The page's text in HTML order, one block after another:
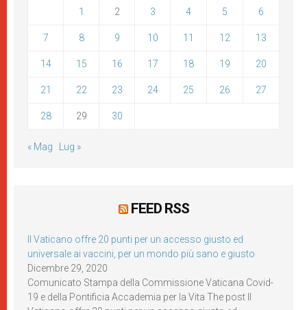
1 2 3 4 5 6
7 8 9 10 11 12 13
14 15 16 17 18 19 20
21 22 23 24 25 26 27
28 29 30
« Mag Lug »
FEED RSS
Il Vaticano offre 20 punti per un accesso giusto ed
universale ai vaccini, per un mondo più sano e giusto
Dicembre 29, 2020
Comunicato Stampa della Commissione Vaticana Covid-
19 e della Pontificia Accademia per la Vita The post Il